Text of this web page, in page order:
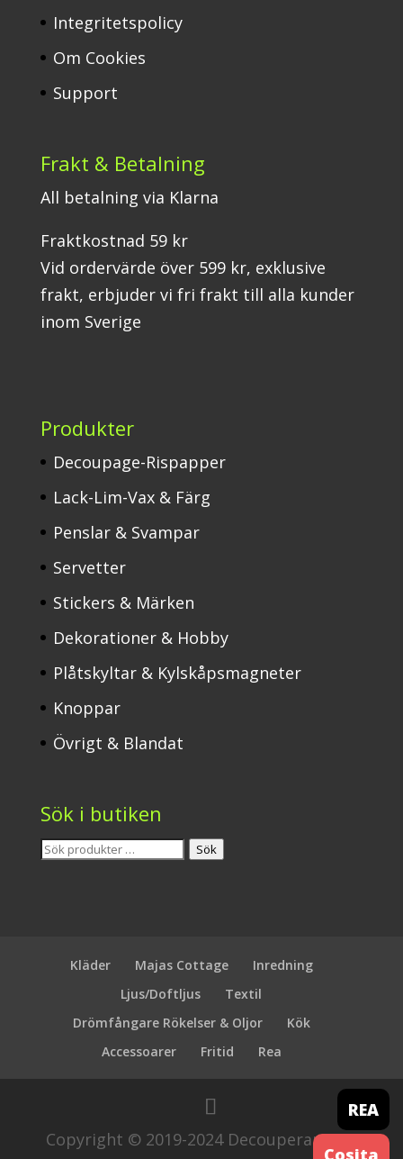
Integritetspolicy
Om Cookies
Support
Frakt & Betalning
All betalning via Klarna
Fraktkostnad 59 kr
Vid ordervärde över 599 kr, exklusive
frakt, erbjuder vi fri frakt till alla kunder
inom Sverige
Produkter
Decoupage-Rispapper
Lack-Lim-Vax & Färg
Penslar & Svampar
Servetter
Stickers & Märken
Dekorationer & Hobby
Plåtskyltar & Kylskåpsmagneter
Knoppar
Övrigt & Blandat
Sök i butiken
Sök
Sök
Kläder Majas Cottage
Inredning
Ljus/Doftljus
Textil
Drömfångare Rökelser & Oljor
Kök
Accessoarer
Fritid Rea
Copyright © 2019-2024 Decouperamera.
Cosita
REA